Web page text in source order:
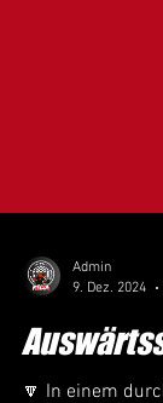
9. Dez. 2024